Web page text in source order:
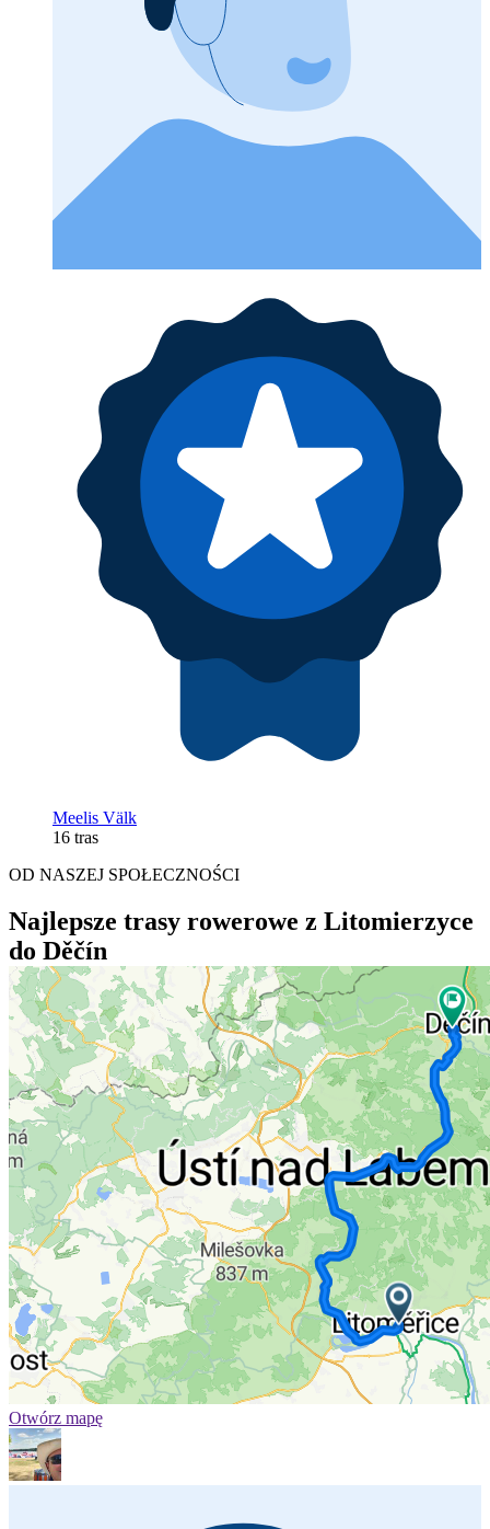
Meelis Välk
16 tras
OD NASZEJ SPOŁECZNOŚCI
Najlepsze trasy rowerowe z Litomierzyce
do Děčín
Otwórz mapę